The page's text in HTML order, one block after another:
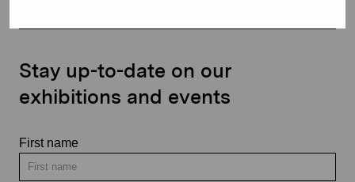
Stay up-to-date on our
exhibitions and events
First name